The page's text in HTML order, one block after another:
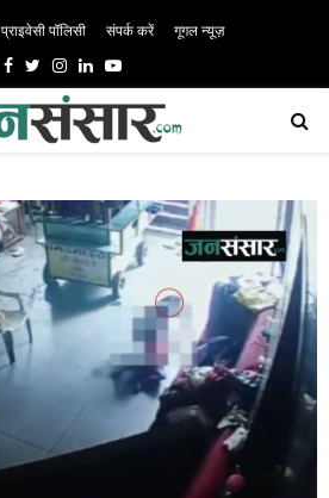
प्राइवेसी पॉलिसी संपर्क करें गूगल न्यूज़
Facebook
TwitterInstagram
LinkedinYoutube